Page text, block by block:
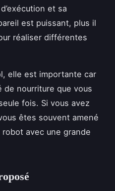
et sa
est puissant, plus il
réaliser différentes
elle est importante car
nourriture que vous
fois. Si vous avez
êtes souvent amené
avec une grande